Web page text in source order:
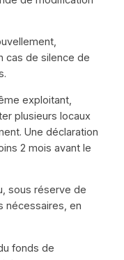
cas de silence de
exploitant,
plusieurs locaux
Une déclaration
2 mois avant le
sous réserve de
nécessaires, en
fonds de